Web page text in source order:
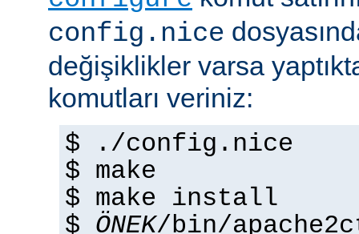
config.nice
değişiklikler varsa
komutları veriniz:
$ ./config.nice
$ make
$ make install
$ ÖNEK/bin/